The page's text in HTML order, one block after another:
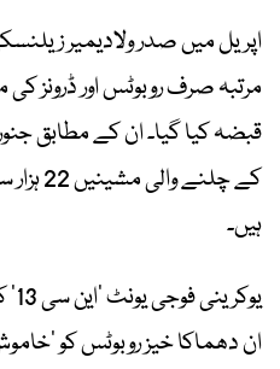
اپریل میں صدر ولادیمیر
مرتبہ صرف روبوٹس اور ڈرونز
قبضہ کیا گیا۔ ان کے مطابق
کے
ہیں۔
ان دھماکا خیز روبوٹس کو